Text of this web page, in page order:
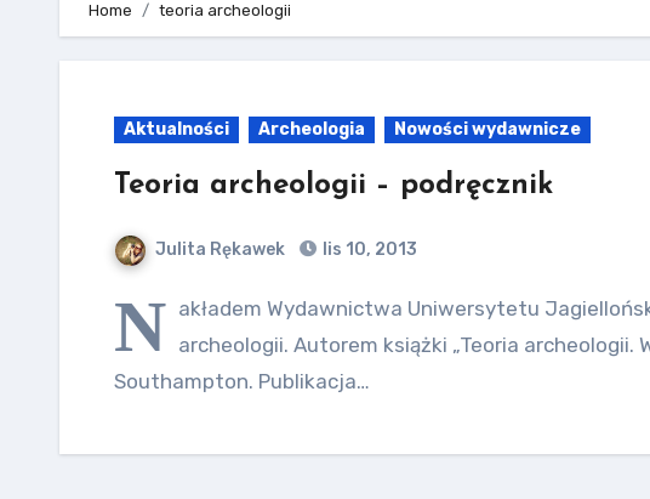
Home teoria archeologii
Aktualności Archeologia Nowości wydawnicze
Teoria archeologii – podręcznik
Julita Rękawek lis 10, 2013
N akładem Wydawnictwa Uniwersytetu
archeologii. Autorem książki „Teoria
Southampton. Publikacja…